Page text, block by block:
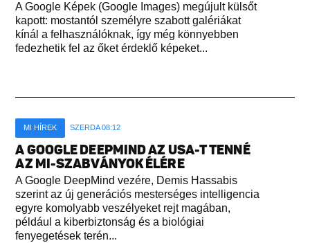
A Google Képek (Google Images) megújult külsőt
kapott: mostantól személyre szabott galériákat
kínál a felhasználóknak, így még könnyebben
fedezhetik fel az őket érdeklő képeket...
MI HÍREK SZERDA 08:12
A GOOGLE DEEPMIND AZ USA-T TENNÉ
AZ MI-SZABVÁNYOK ÉLÉRE
A Google DeepMind vezére, Demis Hassabis
szerint az új generációs mesterséges intelligencia
egyre komolyabb veszélyeket rejt magában,
például a kiberbiztonság és a biológiai
fenyegetések terén...